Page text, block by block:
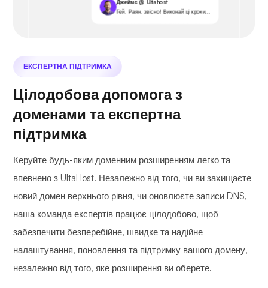
Джеймс @ Ultahost
Гей, Раян, звісно! Виконай ці кроки...
ЕКСПЕРТНА ПІДТРИМКА
Цілодобова допомога з
доменами та експертна
підтримка
Керуйте будь-яким доменним розширенням легко та
впевнено з UltaHost. Незалежно від того, чи ви захищаєте
новий домен верхнього рівня, чи оновлюєте записи DNS,
наша команда експертів працює цілодобово, щоб
забезпечити безперебійне, швидке та надійне
налаштування, поновлення та підтримку вашого домену,
незалежно від того, яке розширення ви оберете.